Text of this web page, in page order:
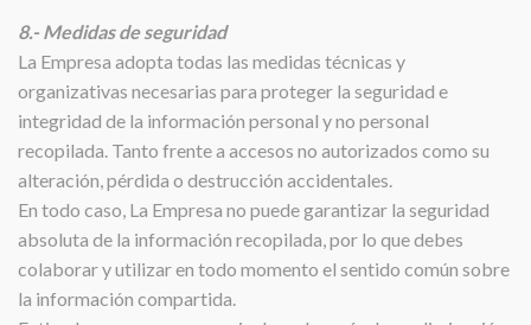
8.- Medidas de seguridad
La Empresa adopta todas las medidas técnicas y
organizativas necesarias para proteger la seguridad e
integridad de la información personal y no personal
recopilada. Tanto frente a accesos no autorizados como su
alteración, pérdida o destrucción accidentales.
En todo caso, La Empresa no puede garantizar la seguridad
absoluta de la información recopilada, por lo que debes
colaborar y utilizar en todo momento el sentido común sobre
la información compartida.